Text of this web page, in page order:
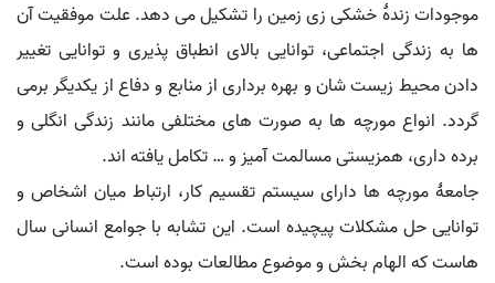
موجودات زندهٔ خشکی زی زمین را تشکیل می دهد. علت موفقیت آن
ها به زندگی اجتماعی، توانایی بالای انطباق پذیری و توانایی تغییر
دادن محیط زیست شان و بهره برداری از منابع و دفاع از یکدیگر برمی
گردد. انواع مورچه ها به صورت های مختلفی مانند زندگی انگلی و
برده داری، همزیستی مسالمت آمیز و … تکامل یافته اند.
جامعهٔ مورچه ها دارای سیستم تقسیم کار، ارتباط میان اشخاص و
توانایی حل مشکلات پیچیده است. این تشابه با جوامع انسانی سال
هاست که الهام بخش و موضوع مطالعات بوده است.